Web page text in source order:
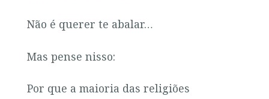
Não é querer te abalar…
Mas pense nisso:
Por que a maioria das religiões